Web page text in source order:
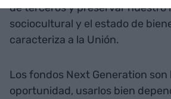
de terceros y preservar nuestro
sociocultural y el estado de
caracteriza a la Unión.
Los fondos Next Generation son
oportunidad, usarlos bien